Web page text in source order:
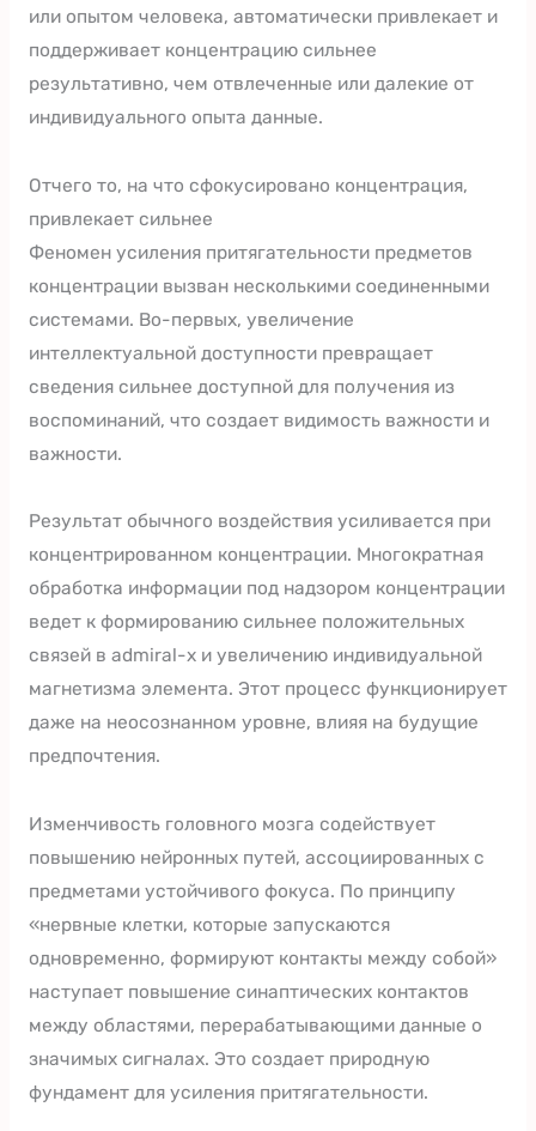
или опытом человека, автоматически привлекает и
поддерживает концентрацию сильнее
результативно, чем отвлеченные или далекие от
индивидуального опыта данные.
Отчего то, на что сфокусировано концентрация,
привлекает сильнее
Феномен усиления притягательности предметов
концентрации вызван несколькими соединенными
системами. Во-первых, увеличение
интеллектуальной доступности превращает
сведения сильнее доступной для получения из
воспоминаний, что создает видимость важности и
важности.
Результат обычного воздействия усиливается при
концентрированном концентрации. Многократная
обработка информации под надзором концентрации
ведет к формированию сильнее положительных
связей в admiral-x и увеличению индивидуальной
магнетизма элемента. Этот процесс функционирует
даже на неосознанном уровне, влияя на будущие
предпочтения.
Изменчивость головного мозга содействует
повышению нейронных путей, ассоциированных с
предметами устойчивого фокуса. По принципу
«нервные клетки, которые запускаются
одновременно, формируют контакты между собой»
наступает повышение синаптических контактов
между областями, перерабатывающими данные о
значимых сигналах. Это создает природную
фундамент для усиления притягательности.